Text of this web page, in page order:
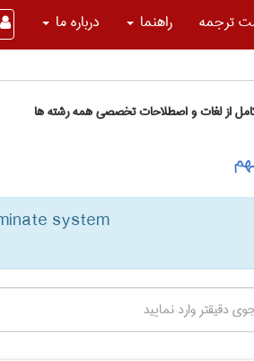
ترجمه راهنما درباره ما
از لغات و اصطلاحات تخصصی همه رشته ها
system